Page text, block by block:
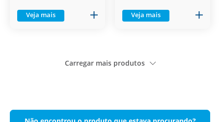
Veja mais Veja mais
Carregar mais produtos